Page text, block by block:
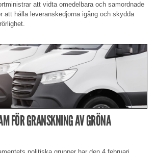
att vidta omedelbara och samordnade
att hålla leveranskedjorna igång och skydda
FÖR GRANSKNING AV GRÖNA